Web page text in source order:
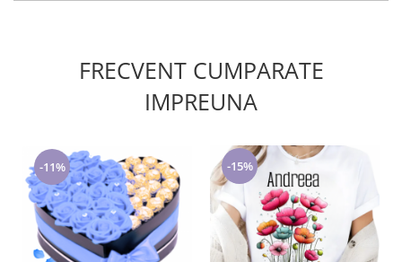
FRECVENT CUMPARATE
IMPREUNA
-11% -15%